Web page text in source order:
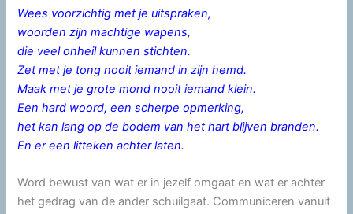
Wees voorzichtig met je uitspraken,
woorden zijn machtige wapens,
die veel onheil kunnen stichten.
Zet met je tong nooit iemand in zijn hemd.
Maak met je grote mond nooit iemand klein.
Een hard woord, een scherpe opmerking,
het kan lang op de bodem van het hart blijven branden.
En er een litteken achter laten.
Word bewust van wat er in jezelf omgaat en wat er achter
het gedrag van de ander schuilgaat. Communiceren vanuit